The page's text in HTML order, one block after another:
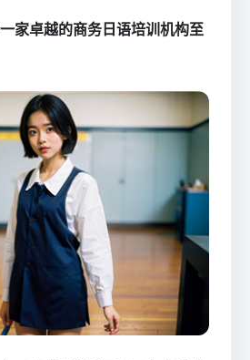
家卓越的商务日语培训机构至